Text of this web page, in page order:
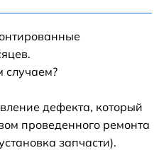
случаем?
дефекта, который
проведенного ремонта
запчасти).